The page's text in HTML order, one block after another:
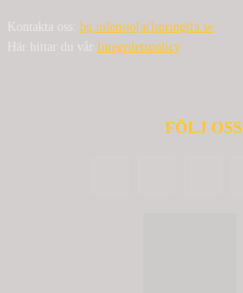
Kontakta oss: bg.nilensjo[at]springlfa.se
Här hittar du vår Integritetspolicy
FÖLJ OSS